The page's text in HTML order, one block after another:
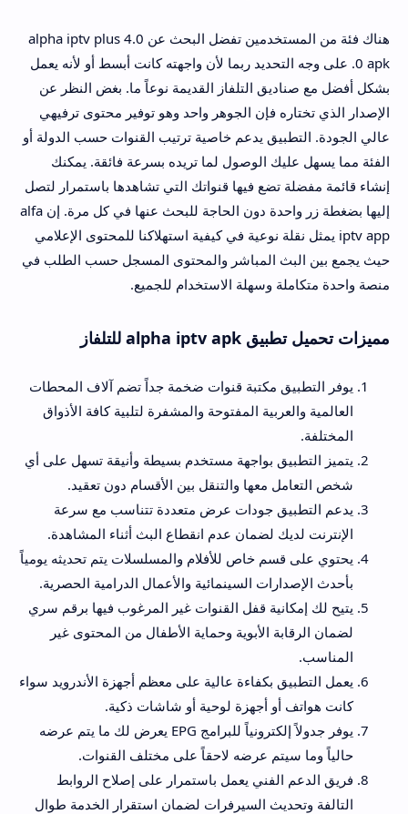
هناك فئة من المستخدمين تفضل البحث عن alpha iptv plus 4.0
.0 apk على وجه التحديد ربما لأن واجهته كانت أبسط أو لأنه يعمل
بشكل أفضل مع صناديق التلفاز القديمة نوعاً ما. بغض النظر عن
الإصدار الذي تختاره فإن الجوهر واحد وهو توفير محتوى ترفيهي
عالي الجودة. التطبيق يدعم خاصية ترتيب القنوات حسب الدولة أو
الفئة مما يسهل عليك الوصول لما تريده بسرعة فائقة. يمكنك
إنشاء قائمة مفضلة تضع فيها قنواتك التي تشاهدها باستمرار لتصل
إليها بضغطة زر واحدة دون الحاجة للبحث عنها في كل مرة. إن alfa
iptv app يمثل نقلة نوعية في كيفية استهلاكنا للمحتوى الإعلامي
حيث يجمع بين البث المباشر والمحتوى المسجل حسب الطلب في
منصة واحدة متكاملة وسهلة الاستخدام للجميع.
مميزات تحميل تطبيق alpha iptv apk للتلفاز
يوفر التطبيق مكتبة قنوات ضخمة جداً تضم آلاف المحطات
العالمية والعربية المفتوحة والمشفرة لتلبية كافة الأذواق
المختلفة.
يتميز التطبيق بواجهة مستخدم بسيطة وأنيقة تسهل على أي
شخص التعامل معها والتنقل بين الأقسام دون تعقيد.
يدعم التطبيق جودات عرض متعددة تتناسب مع سرعة
الإنترنت لديك لضمان عدم انقطاع البث أثناء المشاهدة.
يحتوي على قسم خاص للأفلام والمسلسلات يتم تحديثه يومياً
بأحدث الإصدارات السينمائية والأعمال الدرامية الحصرية.
يتيح لك إمكانية قفل القنوات غير المرغوب فيها برقم سري
لضمان الرقابة الأبوية وحماية الأطفال من المحتوى غير
المناسب.
يعمل التطبيق بكفاءة عالية على معظم أجهزة الأندرويد سواء
كانت هواتف أو أجهزة لوحية أو شاشات ذكية.
يوفر جدولاً إلكترونياً للبرامج EPG يعرض لك ما يتم عرضه
حالياً وما سيتم عرضه لاحقاً على مختلف القنوات.
فريق الدعم الفني يعمل باستمرار على إصلاح الروابط
التالفة وتحديث السيرفرات لضمان استقرار الخدمة طوال